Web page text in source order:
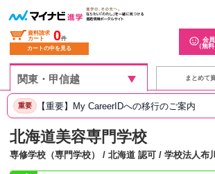
資料請求
カート
0件
カートの中を見る
会
（無料
まとめて
重要 【重要】My CareerIDへの移行のご案内
北海道美容専門学校
専修学校（専門学校） / 北海道 認可 / 学校法人布